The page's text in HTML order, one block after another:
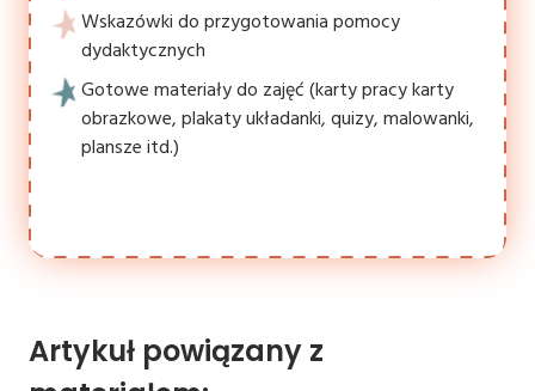
Wskazówki do przygotowania pomocy
dydaktycznych
Gotowe materiały do zajęć (karty pracy karty
obrazkowe, plakaty układanki, quizy, malowanki,
plansze itd.)
Artykuł powiązany z